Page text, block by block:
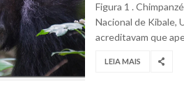
Figura 1 .
Nacional de Kibale,
acreditavam que
LEIA MAIS